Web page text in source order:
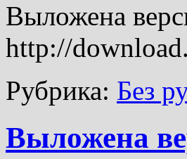
Выложена
http://
Рубрика: Без
Выложена